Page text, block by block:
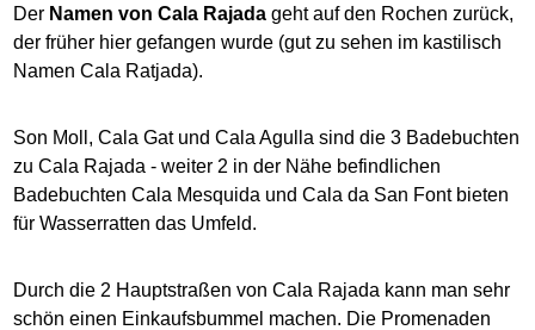
Der Namen von Cala Rajada geht auf den Rochen zurück,
der früher hier gefangen wurde (gut zu sehen im kastilisch
Namen Cala Ratjada).
Son Moll, Cala Gat und Cala Agulla sind die 3 Badebuchten
zu Cala Rajada - weiter 2 in der Nähe befindlichen
Badebuchten Cala Mesquida und Cala da San Font bieten
für Wasserratten das Umfeld.
Durch die 2 Hauptstraßen von Cala Rajada kann man sehr
schön einen Einkaufsbummel machen. Die Promenaden